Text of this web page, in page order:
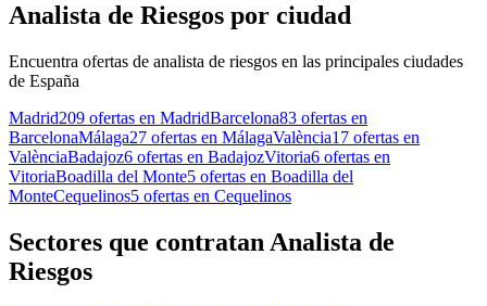
Analista de Riesgos por ciudad
Encuentra ofertas de analista de riesgos en las principales ciudades
de España
Madrid209 ofertas en MadridBarcelona83 ofertas en
BarcelonaMálaga27 ofertas en MálagaValència17 ofertas en
ValènciaBadajoz6 ofertas en BadajozVitoria6 ofertas en
VitoriaBoadilla del Monte5 ofertas en Boadilla del
MonteCequelinos5 ofertas en Cequelinos
Sectores que contratan Analista de
Riesgos